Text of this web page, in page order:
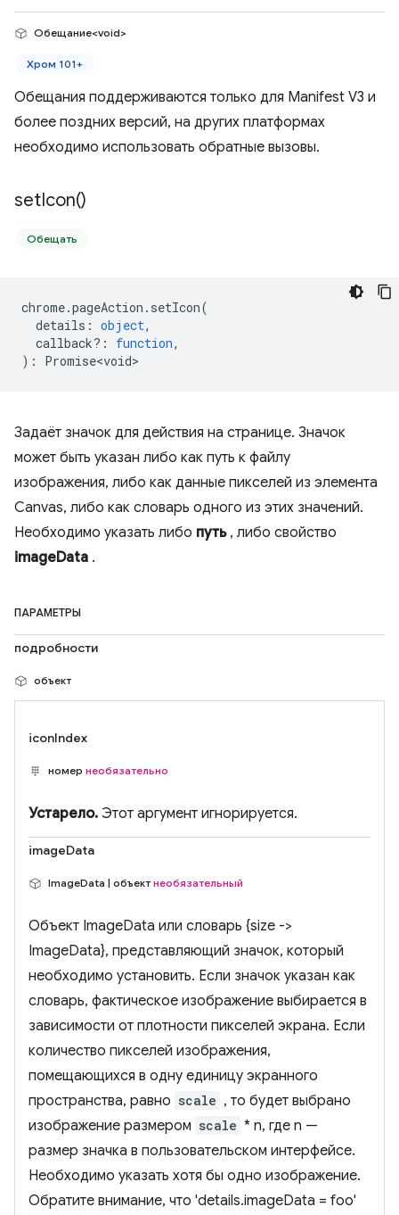
Обещание<void>
Хром 101+
Обещания поддерживаются только для Manifest V3 и
более поздних версий, на других платформах
необходимо использовать обратные вызовы.
setIcon()
Обещать
chrome.pageAction . setIcon(
details : object,
callback? : function,
) : Promise<void>
Задаёт значок для действия на странице. Значок
может быть указан либо как путь к файлу
изображения, либо как данные пикселей из элемента
Canvas, либо как словарь одного из этих значений.
Необходимо указать либо путь, либо свойство
imageData .
ПАРАМЕТРЫ
подробности
объект
iconIndex
номер необязательно
Устарело. Этот аргумент игнорируется.
imageData
ImageData | объект необязательный
Объект ImageData или словарь {size ->
ImageData}, представляющий значок, который
необходимо установить. Если значок указан как
словарь, фактическое изображение выбирается в
зависимости от плотности пикселей экрана. Если
количество пикселей изображения,
помещающихся в одну единицу экранного
пространства, равно scale , то будет выбрано
изображение размером scale * n, где n —
размер значка в пользовательском интерфейсе.
Необходимо указать хотя бы одно изображение.
Обратите внимание, что 'details.imageData = foo'